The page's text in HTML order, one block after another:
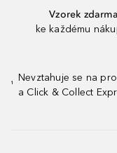
Vzorek zdarma
ke každému
¹
Nevztahuje se na
a Click & Collect